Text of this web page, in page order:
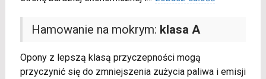
Hamowanie na mokrym: klasa A
Opony z lepszą klasą przyczepności mogą
przyczynić się do zmniejszenia zużycia paliwa i emisji